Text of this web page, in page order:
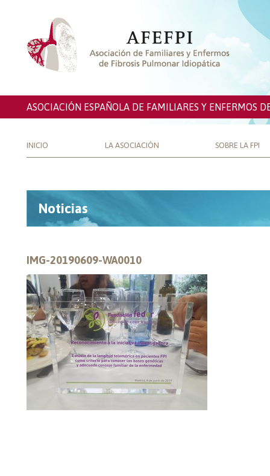
ASOCIACIÓN ESPAÑOLA DE FAMILIARES Y ENFERMOS
INICIO LA ASOCIACIÓN SOBRE LA FPI
Noticias
IMG-20190609-WA0010